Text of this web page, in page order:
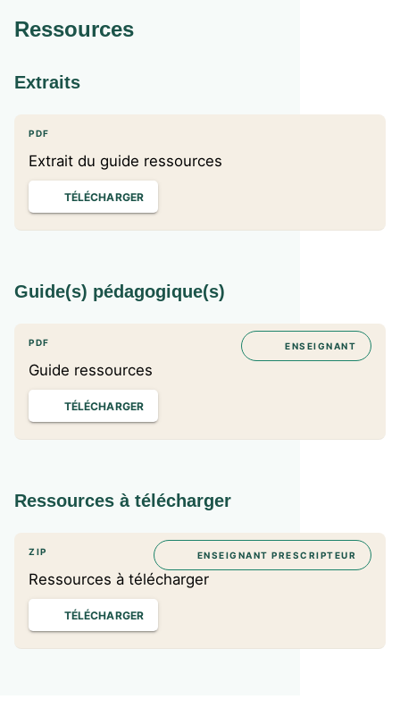
Ressources
Extraits
PDF
Extrait du guide ressources
TÉLÉCHARGER
Guide(s) pédagogique(s)
PDF
Guide ressources
ENSEIGNANT
TÉLÉCHARGER
Ressources à télécharger
ZIP
Ressources à télécharger
ENSEIGNANT PRESCRIPTEUR
TÉLÉCHARGER